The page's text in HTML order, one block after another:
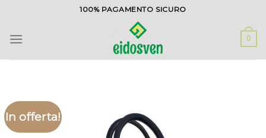
contenuti
100% PAGAMENTO SICURO
0
In offerta!